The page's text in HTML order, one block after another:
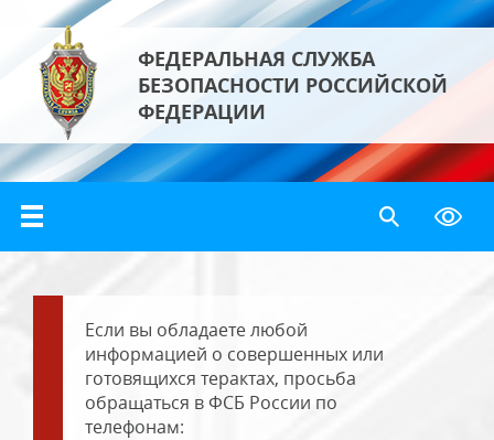
ФЕДЕРАЛЬНАЯ СЛУЖБА
БЕЗОПАСНОСТИ РОССИЙСКОЙ
ФЕДЕРАЦИИ
Если вы обладаете любой
информацией о совершенных или
готовящихся терактах, просьба
обращаться в ФСБ России по
телефонам: